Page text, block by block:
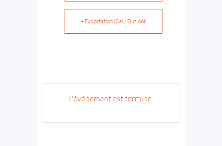
+ Exportation iCal / Outlook
L'événement est terminé.